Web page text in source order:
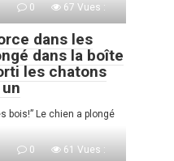
0 67 Vues :
dans les
dans la boîte
les chatons
bois!” Le chien a plongé
0 61 Vues :